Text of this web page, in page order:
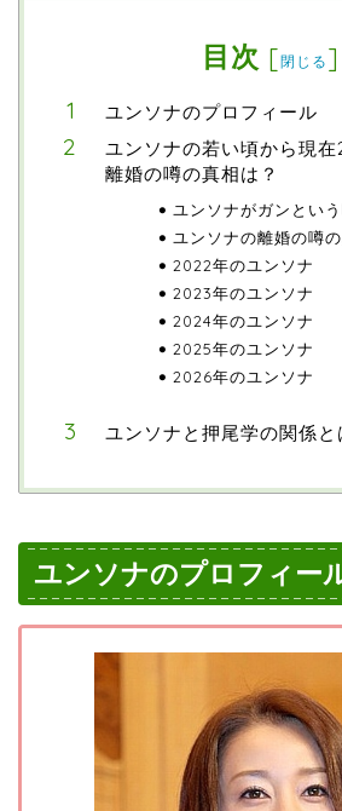
目次 [閉じる ]
ユンソナのプロフィール
ユンソナの若い頃から現
離婚の噂の真相は？
ユンソナがガンとい
ユンソナの離婚の噂
2022年のユンソナ
2023年のユンソナ
2024年のユンソナ
2025年のユンソナ
2026年のユンソナ
ユンソナと押尾学の関係と
ユンソナのプロフィー